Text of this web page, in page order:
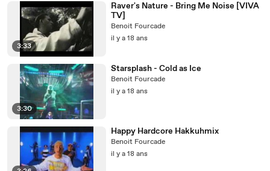
3:33
Raver's Nature - Bring Me Noise [VIVA
TV]
Benoit Fourcade
il y a 18 ans
3:30
Starsplash - Cold as Ice
Benoit Fourcade
il y a 18 ans
Happy Hardcore Hakkuhmix
Benoit Fourcade
il y a 18 ans